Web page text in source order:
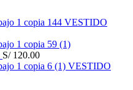
VESTIDO
S/120.00
VESTIDO